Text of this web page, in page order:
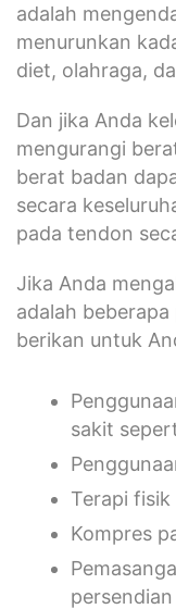
adalah
menurunkan
diet, olahraga,
Dan jika Anda
mengurangi
berat badan
secara
pada tendon
Jika Anda
adalah
berikan untuk
sakit
Terapi
Kompres